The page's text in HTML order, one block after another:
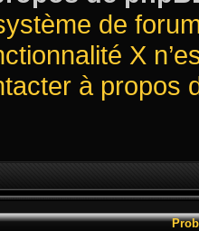
de
X
à propos